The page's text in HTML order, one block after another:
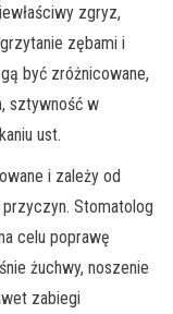
zgryz,
zębami i
być zróżnicowane,
sztywność w
ust.
i zależy od
Stomatolog
celu poprawę
żuchwy, noszenie
zabiegi